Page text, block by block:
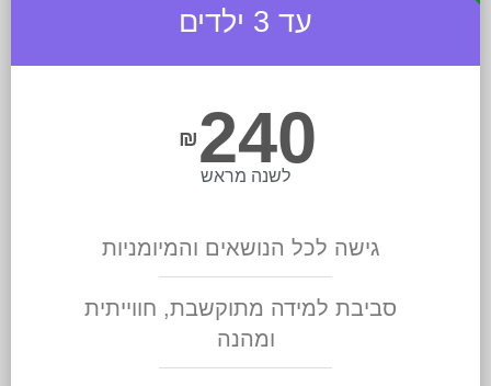
עד 3 ילדים
₪240
לשנה מראש
גישה לכל הנושאים והמיומניות
סביבת למידה מתוקשבת, חווייתית
ומהנה